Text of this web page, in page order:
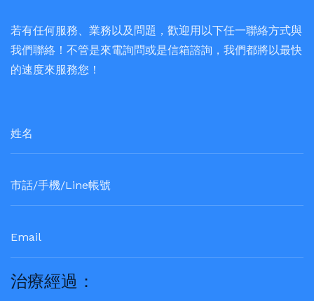
若有任何服務、業務以及問題，歡迎用以下任一聯絡方式與
我們聯絡！不管是來電詢問或是信箱諮詢，我們都將以最快
的速度來服務您！
治療經過：